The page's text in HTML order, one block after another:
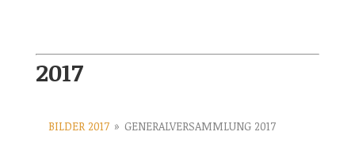
2017
BILDER 2017 » GENERALVERSAMMLUNG 2017